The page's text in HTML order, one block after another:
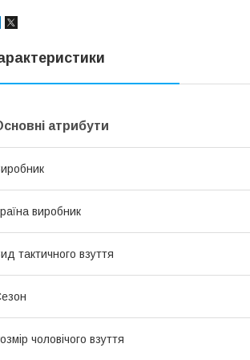
атрибути
виробник
тактичного взуття
чоловічого взуття